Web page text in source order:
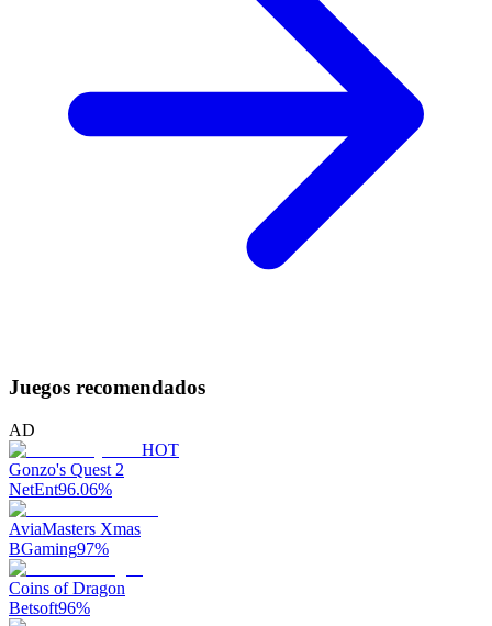
Juegos recomendados
AD
HOT
Gonzo's Quest 2
NetEnt96.06%
AviaMasters Xmas
BGaming97%
Coins of Dragon
Betsoft96%